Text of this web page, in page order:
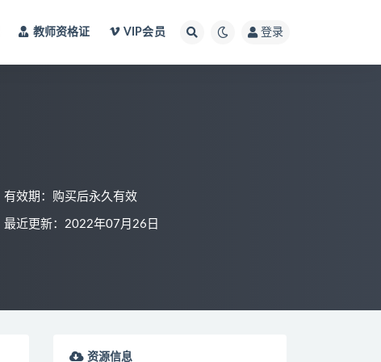
教师资格证 VIP会员 登录
有效期：购买后永久有效
最近更新：2022年07月26日
资源信息